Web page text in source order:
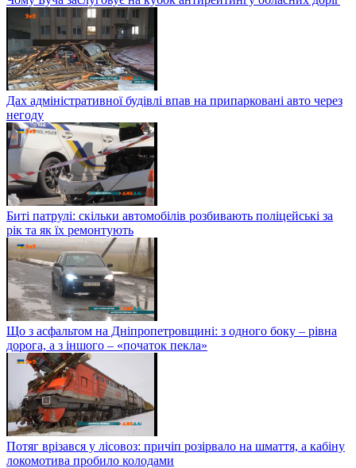
Дах адміністративної будівлі впав на припарковані авто через
негоду
Биті патрулі: скільки автомобілів розбивають поліцейські за
рік та як їх ремонтують
Що з асфальтом на Дніпропетровщині: з одного боку – рівна
дорога, а з іншого – «початок пекла»
Потяг врізався у лісовоз: причіп розірвало на шмаття, а кабіну
локомотива пробило колодами